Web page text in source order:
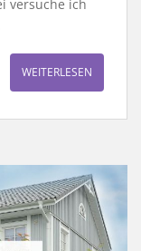
versuche ich
WEITERLESEN